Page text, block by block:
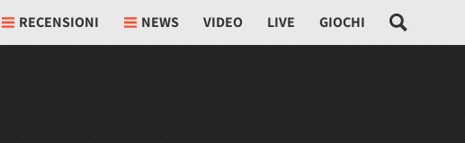
RECENSIONI NEWS VIDEO LIVE GIOCHI